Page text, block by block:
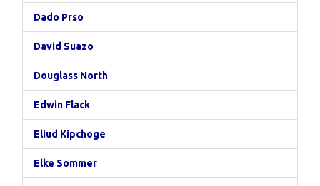
Dado Prso
David Suazo
Douglass North
Edwin Flack
Eliud Kipchoge
Elke Sommer